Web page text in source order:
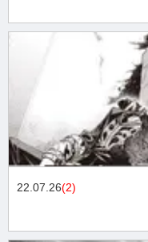
22.07.26(2)